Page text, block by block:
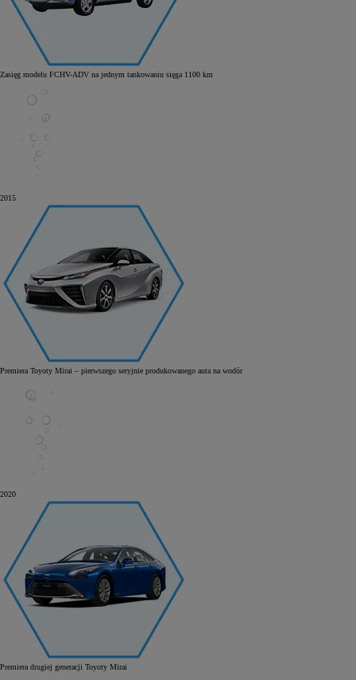
Zasięg modelu FCHV-ADV na jednym tankowaniu sięga 1100 km
2015
Premiera Toyoty Mirai – pierwszego seryjnie produkowanego auta na wodór
2020
Premiera drugiej generacji Toyoty Mirai